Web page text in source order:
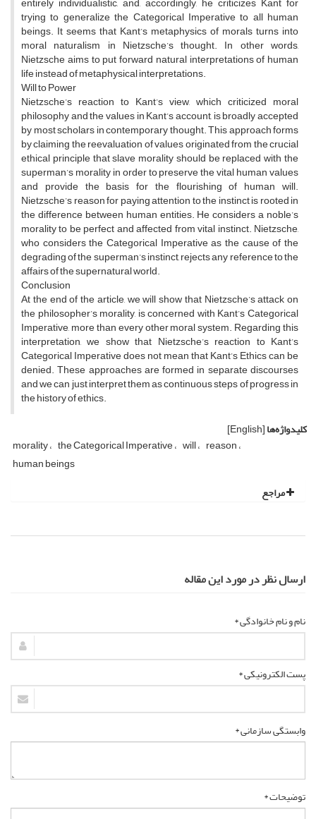
trying to generalize the Categorical Imperative to all human
beings. It seems that Kant’s metaphysics of morals turns into
moral naturalism in Nietzsche’s thought. In other words,
Nietzsche aims to put forward natural interpretations of human
life instead of metaphysical interpretations.
Will to Power
Nietzsche’s reaction to Kant’s view, which criticized moral
philosophy and the values in Kant’s account, is broadly accepted
by most scholars in contemporary thought. This approach forms
by claiming the reevaluation of values originated from the crucial
ethical principle that slave morality should be replaced with the
superman’s morality in order to preserve the vital human values
and provide the basis for the flourishing of human will.
Nietzsche’s reason for paying attention to the instinct is rooted in
the difference between human entities. He considers a noble’s
morality to be perfect and affected from vital instinct. Nietzsche,
who considers the Categorical Imperative as the cause of the
degrading of the superman’s instinct, rejects any reference to the
affairs of the supernatural world.
Conclusion
At the end of the article, we will show that Nietzsche’s attack on
the philosopher’s morality, is concerned with Kant’s Categorical
Imperative, more than every other moral system. Regarding this
interpretation, we show that Nietzsche’s reaction to Kant’s
Categorical Imperative does not mean that Kant’s Ethics can be
denied. These approaches are formed in separate discourses
and we can just interpret them as continuous steps of progress in
the history of ethics.
کلیدواژه‌ها[English]
morality the Categorical Imperative will reason
human beings
مراجع
ارسال نظر در مورد این مقاله
نام و نام خانوادگی *
پست الکترونیکی *
وابستگی سازمانی *
توضیحات *